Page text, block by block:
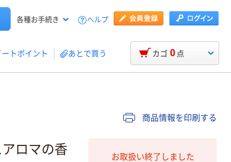
各種お手続き ヘルプ
ートポイント あとで買う カゴ 0 点
商品情報を印刷する
ロマの香
お取扱い終了しました